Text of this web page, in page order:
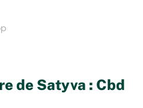
de Satyva : Cbd